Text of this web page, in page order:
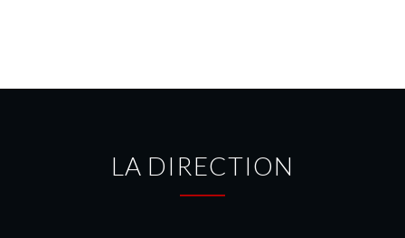
LA DIRECTION